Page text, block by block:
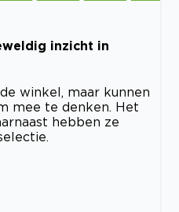
inzicht in
winkel, maar kunnen
mee te denken. Het
hebben ze